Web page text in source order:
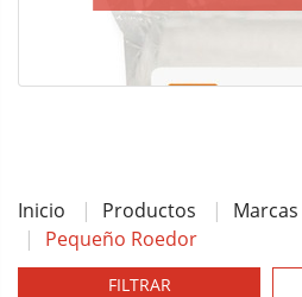
Inicio Productos Marcas
Pequeño Roedor
FILTRAR